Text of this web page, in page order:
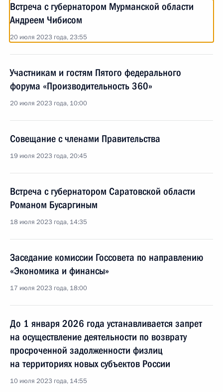
Встреча с губернатором Мурманской области
Андреем Чибисом
20 июля 2023 года, 23:55
Участникам и гостям Пятого федерального
форума «Производительность 360»
20 июля 2023 года, 10:00
Совещание с членами Правительства
19 июля 2023 года, 20:45
Встреча с губернатором Саратовской области
Романом Бусаргиным
18 июля 2023 года, 14:35
Заседание комиссии Госсовета по направлению
«Экономика и финансы»
17 июля 2023 года, 18:00
До 1 января 2026 года устанавливается запрет
на осуществление деятельности по возврату
просроченной задолженности физлиц
на территориях новых субъектов России
10 июля 2023 года, 14:55